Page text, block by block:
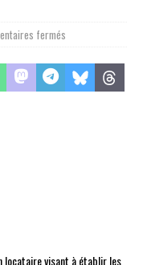
fermés
visant à établir les